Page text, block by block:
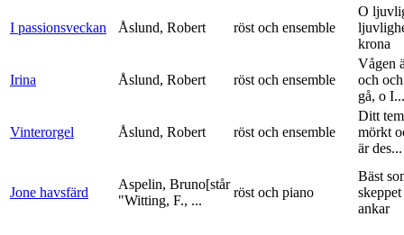
I passionsveckan Åslund, Robert röst och ensemble
O
krona
Irina Åslund, Robert röst och ensemble
Vågen
och
gå, o I...
Vinterorgel Åslund, Robert röst och ensemble
Ditt
mörkt
är des...
Jone havsfärd
Aspelin, Bruno[står
"Witting, F., ...
röst och piano
Bäst
ankar